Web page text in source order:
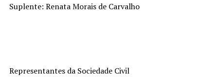
Suplente: Renata Morais de Carvalho
Representantes da Sociedade Civil